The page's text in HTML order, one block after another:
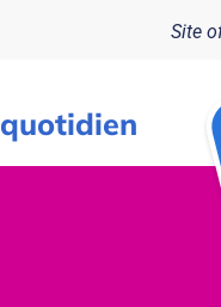
Site
quotidien